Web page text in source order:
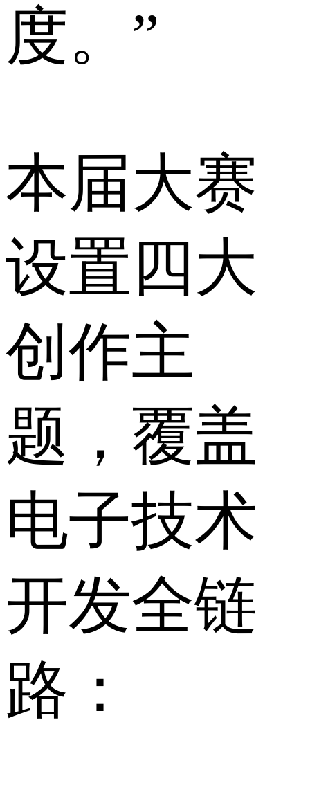
度。”
本届大赛
设置四大
创作主
题，覆盖
电子技术
开发全链
路：